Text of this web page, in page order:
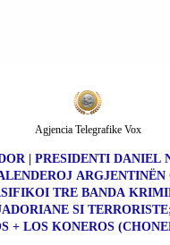
| PRESIDENTI DANIEL
ARGJENTINËN
TRE BANDA
SI
+ LOS KONEROS
Agjencia Telegrafike Vox